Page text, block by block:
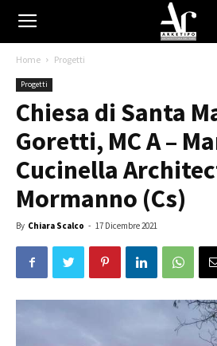
Home Progetti
Progetti
Chiesa di Santa
Goretti, MC A –
Cucinella
Mormanno (Cs)
By Chiara Scalco - 17 Dicembre 2021